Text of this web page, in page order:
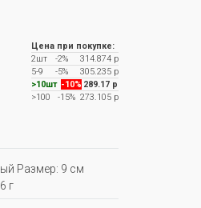
Цена при покупке:
2шт
-2%
314.874 р
5-9
-5%
305.235 р
>10шт -10% 289.17 р
>100
-15%273.105 р
Размер: 9 см
г